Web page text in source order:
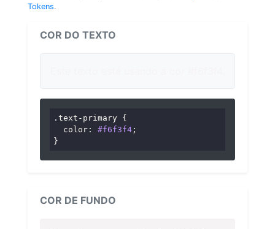
Tokens.
COR DO TEXTO
.text-primary {
color : #f6f3f4 ;
}
COR DE FUNDO